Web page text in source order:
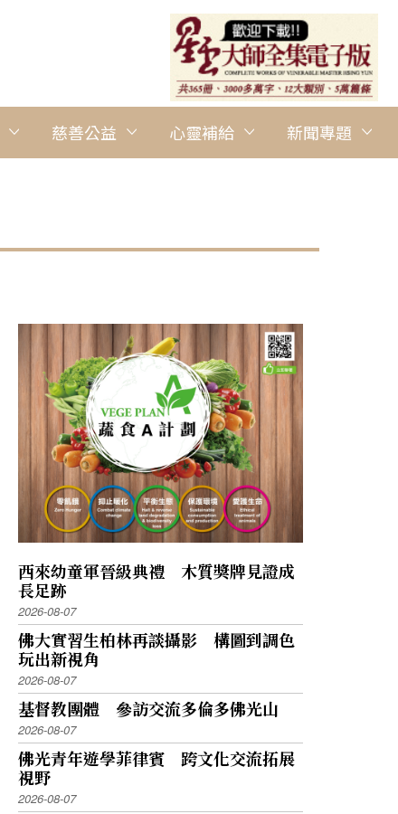
慈善公益 心靈補給 新聞專題
圖說：前來關心的國際佛光會中華總會輔導法師妙眾法師歡喜浴
西來幼童軍晉級典禮 木質獎牌見證成
長足跡
2026-08-07
佛大實習生柏林再談攝影 構圖到調色
玩出新視角
2026-08-07
基督教團體 參訪交流多倫多佛光山
2026-08-07
佛光青年遊學菲律賓 跨文化交流拓展
視野
2026-08-07